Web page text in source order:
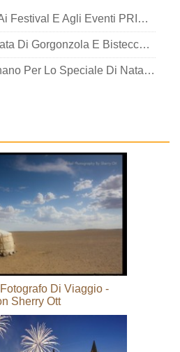
La Tua Guida 2021 Ai Festival E Agli Eventi PRIDE Della Virginia
#FoodieFriday:insalata Di Gorgonzola E Bistecca Al Balsamico Di Z's Amazing Kitchen
Rita, Mosé, Altri Tornano Per Lo Speciale Di Natale Di Carolina Opry!
Di Viaggio -
Sherry Ott